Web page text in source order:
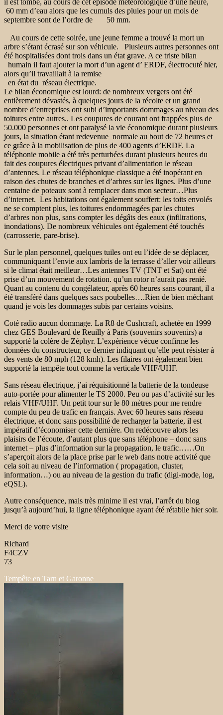
60 mm d’eau alors que les cumuls des pluies pour un mois de
septembre sont de l’ordre de 50 mm.
Au cours de cette soirée, une jeune femme a trouvé la mort un
arbre s’étant écrasé sur son véhicule. Plusieurs autres personnes ont
été hospitalisées dont trois dans un état grave. A ce triste bilan
humain il faut ajouter la mort d’un agent d’ ERDF, électrocuté hier,
alors qu’il travaillait à la remise
en état du réseau électrique.
Le bilan économique est lourd: de nombreux vergers ont été
entièrement dévastés, à quelques jours de la récolte et un grand
nombre d’entreprises ont subi d’importants dommages au niveau des
toitures entre autres.. Les coupures de courant ont frappées plus de
50.000 personnes et ont paralysé la vie économique durant plusieurs
jours, la situation étant redevenue normale au bout de 72 heures et
ce grâce à la mobilisation de plus de 400 agents d’ERDF. La
téléphonie mobile a été très perturbées durant plusieurs heures du
fait des coupures électriques privant d’alimentation le réseau
d’antennes. Le réseau téléphonique classique a été inopérant en
raison des chutes de branches et d’arbres sur les lignes. Plus d’une
centaine de poteaux sont à remplacer dans mon secteur…Plus
d’internet. Les habitations ont également souffert: les toits envolés
ne se comptent plus, les toitures endommagées par les chutes
d’arbres non plus, sans compter les dégâts des eaux (infiltrations,
inondations). De nombreux véhicules ont également été touchés
(carrosserie, pare-brise).
Sur le plan personnel, quelques tuiles ont eu l’idée de se déplacer,
communiquant l’envie aux lambris de la terrasse d’aller voir ailleurs
si le climat était meilleur…Les antennes TV (TNT et Sat) ont été
prise d’un mouvement de rotation. qu’un rotor n’aurait pas renié.
Quant au contenu du congélateur, après 60 heures sans courant, il a
été transféré dans quelques sacs poubelles….Rien de bien méchant
quand je vois les dommages subis par certains voisins.
Coté radio aucun dommage. La R8 de Cushcraft, achetée en 1999
chez GES Boulevard de Reuilly à Paris (souvenirs souvenirs) a
supporté la colère de Zéphyr. L’expérience vécue confirme les
données du constructeur, ce dernier indiquant qu’elle peut résister à
des vents de 80 mph (128 kmh). Les filaires ont également bien
supporté la tempête tout comme la verticale VHF/UHF.
Sans réseau électrique, j’ai réquisitionné la batterie de la tondeuse
auto-portée pour alimenter le TS 2000. Peu ou pas d’activité sur les
relais VHF/UHF. Un petit tour sur le 80 mètres pour me rendre
compte du peu de trafic en français. Avec 60 heures sans réseau
électrique, et donc sans possibilité de recharger la batterie, il est
impératif d’économiser cette dernière. On redécouvre alors les
plaisirs de l’écoute, d’autant plus que sans téléphone – donc sans
internet – plus d’information sur la propagation, le trafic……On
s’aperçoit alors de la place prise par le web dans notre activité que
cela soit au niveau de l’information ( propagation, cluster,
information…) ou au niveau de la gestion du trafic (digi-mode, log,
eQSL).
Autre conséquence, mais très minime il est vrai, l’arrêt du blog
jusqu’à aujourd’hui, la ligne téléphonique ayant été rétablie hier soir.
Merci de votre visite
Richard
F4CZV
73
Tempête en Tarn et Garonne